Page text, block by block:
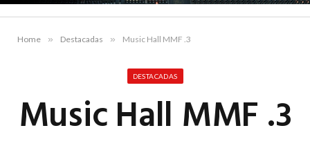
Home » Destacadas » Music Hall MMF .3
DESTACADAS
Music Hall MMF .3